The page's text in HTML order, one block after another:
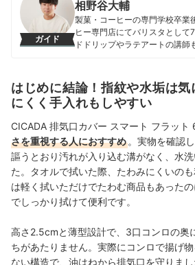
ガイド
相野谷大輔
製菓・コーヒーの専門学校卒業
ヒー専門店にてバリスタとして
ドドリップやラテアートの講
調理器具やキッチン雑貨、食品
テムなど、食まわり全般の商材
ーザーの立場に立って考える」
務に取り組んでいる。また、焙
在も現場に立ち、実体験に基づ
届けている。
相野谷大輔のプロフィール
はじめに結論！指紋や水垢は気
にくく手入れもしやすい
CICADA 排気口カバー スマート フラット
さを重視する人におすすめ 。実物を確認
謳うとおり汚れが入り込む溝がなく、水
た。タオルで拭いた際、たわみにくいの
は軽く拭いただけでたわむ商品もあった
でしっかり拭けて便利です。
高さ2.5cmと薄型設計で、3口コンロの奥
ちがあたりません。実際にコンロで揚げ
ない構造で、油はねから排気口を守りまし